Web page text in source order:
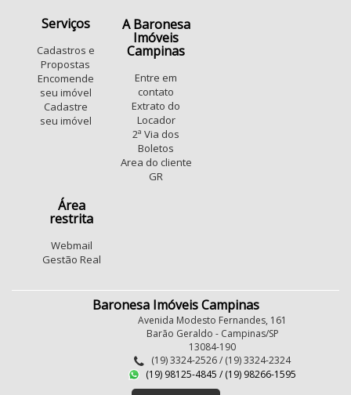
Serviços
Cadastros e
Propostas
Encomende
seu imóvel
Cadastre
seu imóvel
A Baronesa
Imóveis
Campinas
Entre em
contato
Extrato do
Locador
2ª Via dos
Boletos
Area do cliente
GR
Área
restrita
Webmail
Gestão Real
Baronesa Imóveis Campinas
Avenida Modesto Fernandes, 161
Barão Geraldo - Campinas/SP
13084-190
(19) 3324-2526 / (19) 3324-2324
(19) 98125-4845 / (19) 98266-1595